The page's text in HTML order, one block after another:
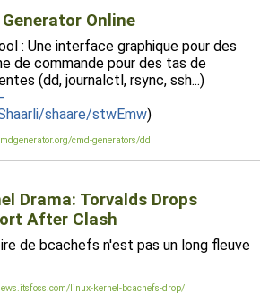
Online
: Une interface graphique pour des
de commande pour des tas de
(dd, journalctl, rsync, ssh...)
shaare/stwEmw)
cmd-generators/dd
Drama: Torvalds Drops
After Clash
de bcachefs n'est pas un long fleuve
linux-kernel-bcachefs-drop/